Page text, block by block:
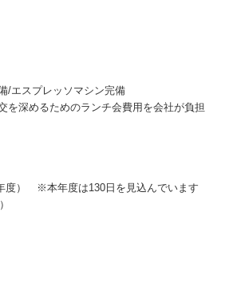
/エスプレッソマシン完備
を深めるためのランチ会費用を会社が負担
度） ※本年度は130日を見込んでいます